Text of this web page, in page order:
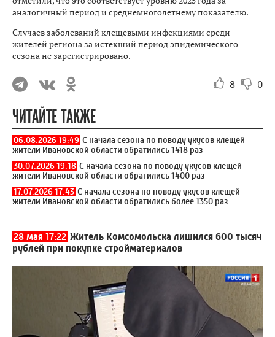
аналогичный период и среднемноголетнему показателю.
Случаев заболеваний клещевыми инфекциями среди
жителей региона за истекший период эпидемического
сезона не зарегистрировано.
8 0
ЧИТАЙТЕ ТАКЖЕ
06.08.2026 19:49 С начала сезона по поводу укусов клещей
жители Ивановской области обратились 1418 раз
30.07.2026 19:18 С начала сезона по поводу укусов клещей
жители Ивановской области обратились 1400 раз
17.07.2026 17:43 С начала сезона по поводу укусов клещей
жители Ивановской области обратились более 1350 раз
28 мая 17:22 Житель Комсомольска лишился 600 тысяч
рублей при покупке стройматериалов